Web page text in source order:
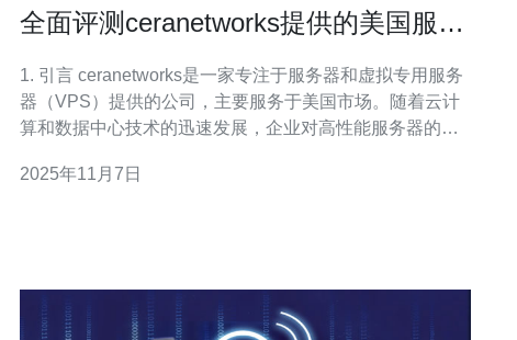
全面评测ceranetworks提供的美国服务
1. 引言 ceranetworks是一家专注于服务器和虚拟专用服务
器（VPS）提供的公司，主要服务于美国市场。随着云计
算和数据中心技术的迅速发展，企业对高性能服务器的需
务进行全面评测，涵盖其性能、价格、配置和客户支持等
2025年11月7日